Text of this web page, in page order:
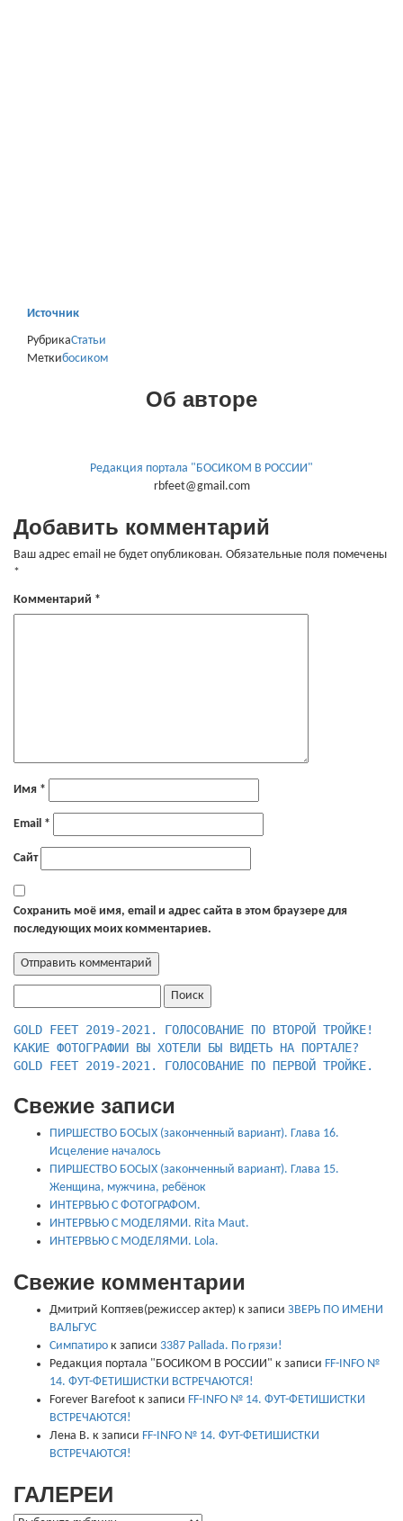
Источник
РубрикаСтатьи
Меткибосиком
Об авторе
Редакция портала "БОСИКОМ В РОССИИ"
rbfeet@gmail.com
Добавить комментарий
Ваш адрес email не будет опубликован. Обязательные поля помечены
*
Комментарий *
Имя *
Email *
Сайт
Сохранить моё имя, email и адрес сайта в этом браузере для
последующих моих комментариев.
КАКИЕ ФОТОГРАФИИ ВЫ ХОТЕЛИ БЫ ВИДЕТЬ НА ПОРТАЛЕ?
GOLD FEET 2019-2021. ГОЛОСОВАНИЕ ПО ПЕРВОЙ ТРОЙКЕ.
Свежие записи
ПИРШЕСТВО БОСЫХ (законченный вариант). Глава 16.
Исцеление началось
ПИРШЕСТВО БОСЫХ (законченный вариант). Глава 15.
Женщина, мужчина, ребёнок
ИНТЕРВЬЮ С ФОТОГРАФОМ.
ИНТЕРВЬЮ С МОДЕЛЯМИ. Rita Maut.
ИНТЕРВЬЮ С МОДЕЛЯМИ. Lola.
Свежие комментарии
Дмитрий Коптяев(режиссер актер) к записи ЗВЕРЬ ПО ИМЕНИ
ВАЛЬГУС
Симпатиро к записи 3387 Pallada. По грязи!
Редакция портала "БОСИКОМ В РОССИИ" к записи FF-INFO №
14. ФУТ-ФЕТИШИСТКИ ВСТРЕЧАЮТСЯ!
Forever Barefoot к записи FF-INFO № 14. ФУТ-ФЕТИШИСТКИ
ВСТРЕЧАЮТСЯ!
Лена В. к записи FF-INFO № 14. ФУТ-ФЕТИШИСТКИ
ВСТРЕЧАЮТСЯ!
ГАЛЕРЕИ